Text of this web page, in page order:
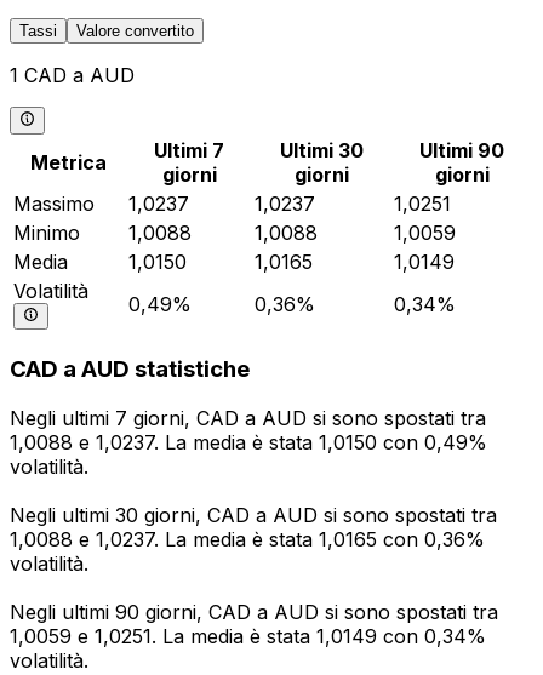
Tassi Valore convertito
1 CAD a AUD
Metrica
Ultimi 7
giorni
Ultimi 30
giorni
Ultimi 90
giorni
Massimo
1,0237 1,0237
1,0251
Minimo
1,0088 1,0088
1,0059
Media
1,0150 1,0165
1,0149
Volatilità
0,49% 0,36% 0,34%
CAD a AUD statistiche
Negli ultimi 7 giorni, CAD a AUD si sono spostati tra
1,0088 e 1,0237. La media è stata 1,0150 con 0,49%
volatilità.
Negli ultimi 30 giorni, CAD a AUD si sono spostati tra
1,0088 e 1,0237. La media è stata 1,0165 con 0,36%
volatilità.
Negli ultimi 90 giorni, CAD a AUD si sono spostati tra
1,0059 e 1,0251. La media è stata 1,0149 con 0,34%
volatilità.